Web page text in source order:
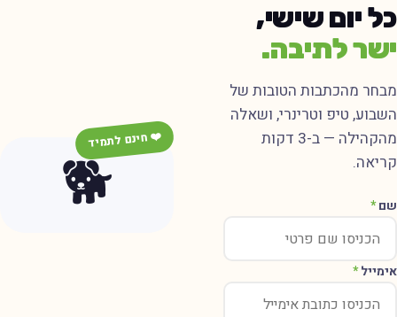
יום שישי,
לתיבה.
מהכתבות הטובות של
טיפ וטרינרי, ושאלה
מהקהילה — ב-3 דקות
*
*
🐕
❤️ חינם לתמיד